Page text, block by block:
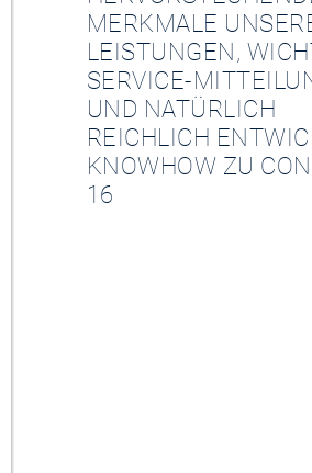
MERKMALE
LEISTUNGEN,
SERVICE-
UND NATÜRLICH
REICHLICH
KNOWHOW ZU
16